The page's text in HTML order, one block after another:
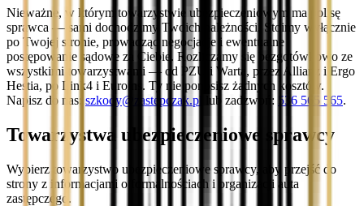
Nieważne, w którym towarzystwie ubezpieczeniowym ma polisę
sprawca — sami dochodzimy Twoich należności. Stoimy wyłącznie
po Twojej stronie, prowadząc negocjacje i ewentualne
postępowanie sądowe za Ciebie. Rozliczamy się bezgotówkowo ze
wszystkimi towarzystwami — od PZU i Warta, przez Allianz i Ergo
Hestia, po Link4 i Euroins. Ty nie ponosisz żadnych kosztów.
Napisz do nas: szkody@zastepczak.pl lub zadzwoń: 536 565 565.
Towarzystwa ubezpieczeniowe sprawcy
Wybierz towarzystwo ubezpieczeniowe sprawcy, aby przejść do
strony z informacjami o formalnościach i organizacji auta
zastępczego.